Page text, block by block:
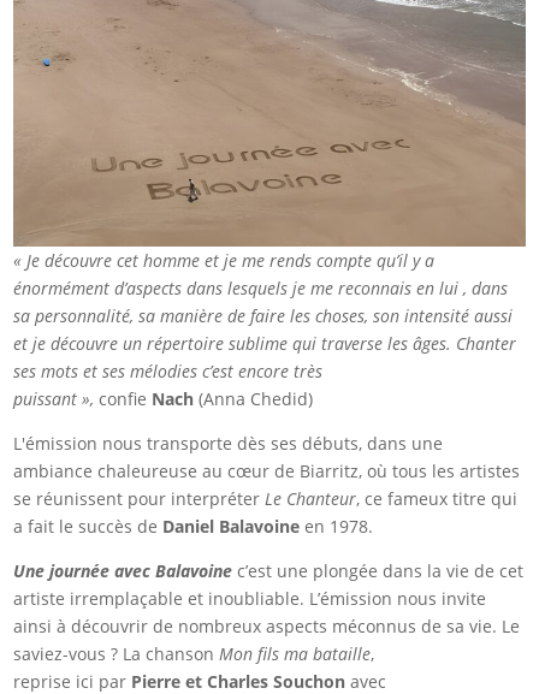
« Je découvre cet homme et je me rends compte qu’il y a
énormément d’aspects dans lesquels je me reconnais en lui , dans
sa personnalité, sa manière de faire les choses, son intensité aussi
et je découvre un répertoire sublime qui traverse les âges. Chanter
ses mots et ses mélodies c’est encore très
puissant »,confie Nach(Anna Chedid)
L'émission nous transporte dès ses débuts, dans une
ambiance chaleureuse au cœur de Biarritz, où tous les artistes
se réunissent pour interpréter Le Chanteur, ce fameux titre qui
a fait le succès de Daniel Balavoine en 1978.
Une journée avec Balavoinec’est une plongée dans la vie de cet
artiste irremplaçable et inoubliable. L’émission nous invite
ainsi à découvrir de nombreux aspects méconnus de sa vie. Le
saviez-vous ? La chanson Mon fils ma bataille,
reprise ici par Pierre et Charles Souchon avec